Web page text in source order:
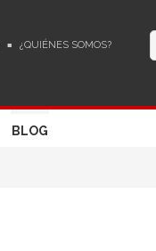
¿QUIÉNES SOMOS?
BLOG